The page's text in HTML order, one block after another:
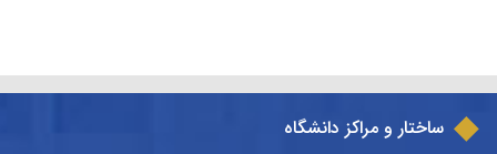
ساختار و مراکز دانشگاه